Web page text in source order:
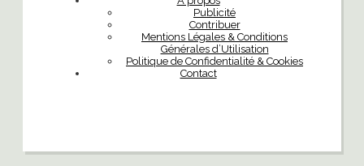
Publicité
Contribuer
Mentions Légales & Conditions
Générales d’Utilisation
Politique de Confidentialité & Cookies
Contact